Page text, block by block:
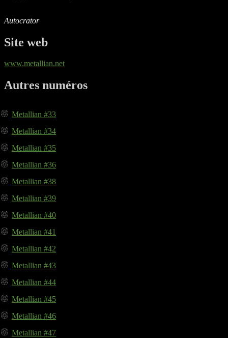
Autocrator
Site web
www.metallian.net
Autres numéros
Metallian #33
Metallian #34
Metallian #35
Metallian #36
Metallian #38
Metallian #39
Metallian #40
Metallian #41
Metallian #42
Metallian #43
Metallian #44
Metallian #45
Metallian #46
Metallian #47